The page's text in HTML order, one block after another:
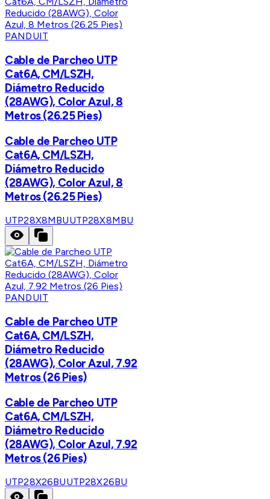
PANDUIT
Cable de Parcheo UTP
Cat6A, CM/LSZH,
Diámetro Reducido
(28AWG), Color Azul, 8
Metros (26.25 Pies)
Cable de Parcheo UTP
Cat6A, CM/LSZH,
Diámetro Reducido
(28AWG), Color Azul, 8
Metros (26.25 Pies)
UTP28X8MBUUTP28X8MBU
PANDUIT
Cable de Parcheo UTP
Cat6A, CM/LSZH,
Diámetro Reducido
(28AWG), Color Azul, 7.92
Metros (26 Pies)
Cable de Parcheo UTP
Cat6A, CM/LSZH,
Diámetro Reducido
(28AWG), Color Azul, 7.92
Metros (26 Pies)
UTP28X26BUUTP28X26BU